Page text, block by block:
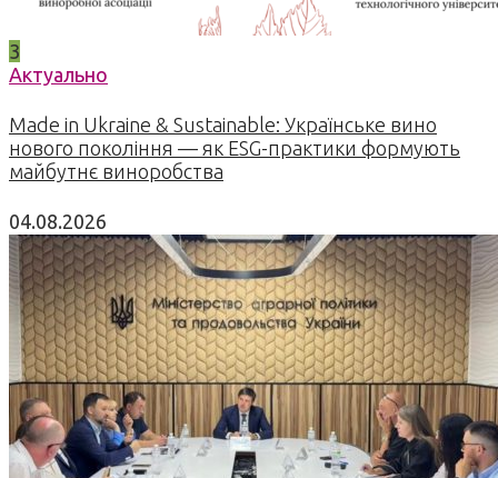
3
Актуально
Made in Ukraine & Sustainable: Українське вино
нового покоління — як ESG-практики формують
майбутнє виноробства
04.08.2026